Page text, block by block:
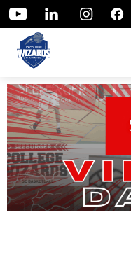
Skip
to
content